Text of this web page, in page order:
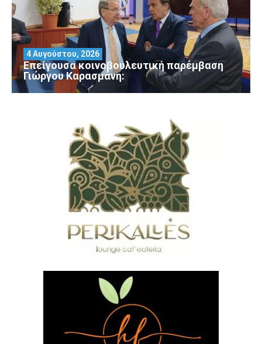
Επείγουσα κοινοβουλευτική παρέμβαση
Γιώργου Καρασμάνη:
4 Αυγούστου, 2026